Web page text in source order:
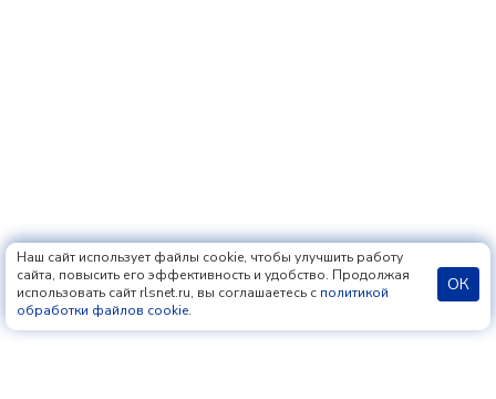
Наш сайт использует файлы cookie, чтобы улучшить работу
сайта, повысить его эффективность и удобство. Продолжая
использовать сайт rlsnet.ru, вы соглашаетесь с политикой
обработки файлов cookie.
ОК